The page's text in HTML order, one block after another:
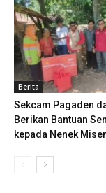
Berita
Sekcam Pagaden
Berikan Bantuan
kepada Nenek